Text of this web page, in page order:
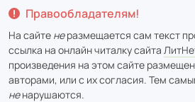
Правообладателям!
На сайте неразмещается сам текст
ссылка на онлайн читалку сайта
произведения на этом сайте
авторами, или с их согласия. Тем
ненарушаются.